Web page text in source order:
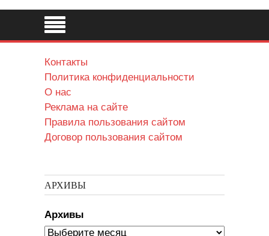
Контакты
Политика конфиденциальности
О нас
Реклама на сайте
Правила пользования сайтом
Договор пользования сайтом
АРХИВЫ
Архивы